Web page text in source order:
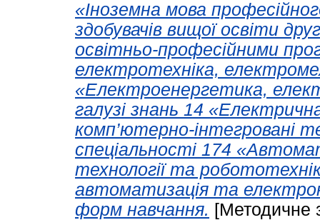
«Іноземна мова
здобувачів вищої освіти
освітньо-професійними
електротехніка,
«Електроенергетика,
галузі знань 14
комп’ютерно-інтегровані
спеціальності 174
технології та
автоматизація та
форм навчання. [Методичне